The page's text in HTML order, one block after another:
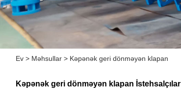
Ev > Məhsullar > Kəpənək geri dönməyən klapan
Kəpənək geri dönməyən klapan İstehsalçılar